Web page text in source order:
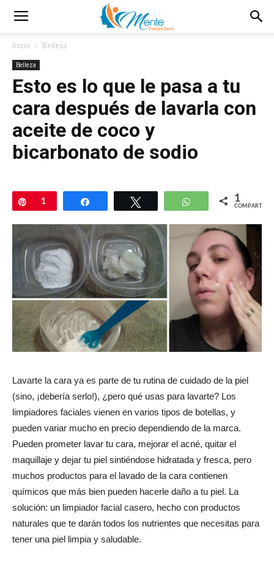
Inicio Belleza
Belleza
Esto es lo que le pasa a tu
cara después de lavarla con
aceite de coco y
bicarbonato de sodio
Pin
1 Compartir WhatsApp
1
COMPARTIR
Lavarte la cara ya es parte de tu rutina de cuidado de la piel
(sino, ¡debería serlo!), ¿pero qué usas para lavarte? Los
limpiadores faciales vienen en varios tipos de botellas, y
pueden variar mucho en precio dependiendo de la marca.
Pueden prometer lavar tu cara, mejorar el acné, quitar el
maquillaje y dejar tu piel sintiéndose hidratada y fresca, pero
muchos productos para el lavado de la cara contienen
químicos que más bien pueden hacerle daño a tu piel. La
solución: un limpiador facial casero, hecho con productos
naturales que te darán todos los nutrientes que necesitas para
tener una piel limpia y saludable.